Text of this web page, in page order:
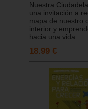
Nuestra
una invitación a
mapa de nuestro
interior y
hacia una vida...
18.99 €